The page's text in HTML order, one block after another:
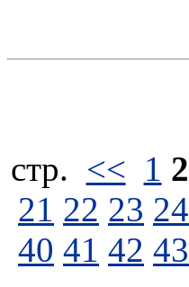
стp. << 1 2
21 22 23 24
40 41 42 43